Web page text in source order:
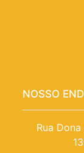
NOSSO
Rua